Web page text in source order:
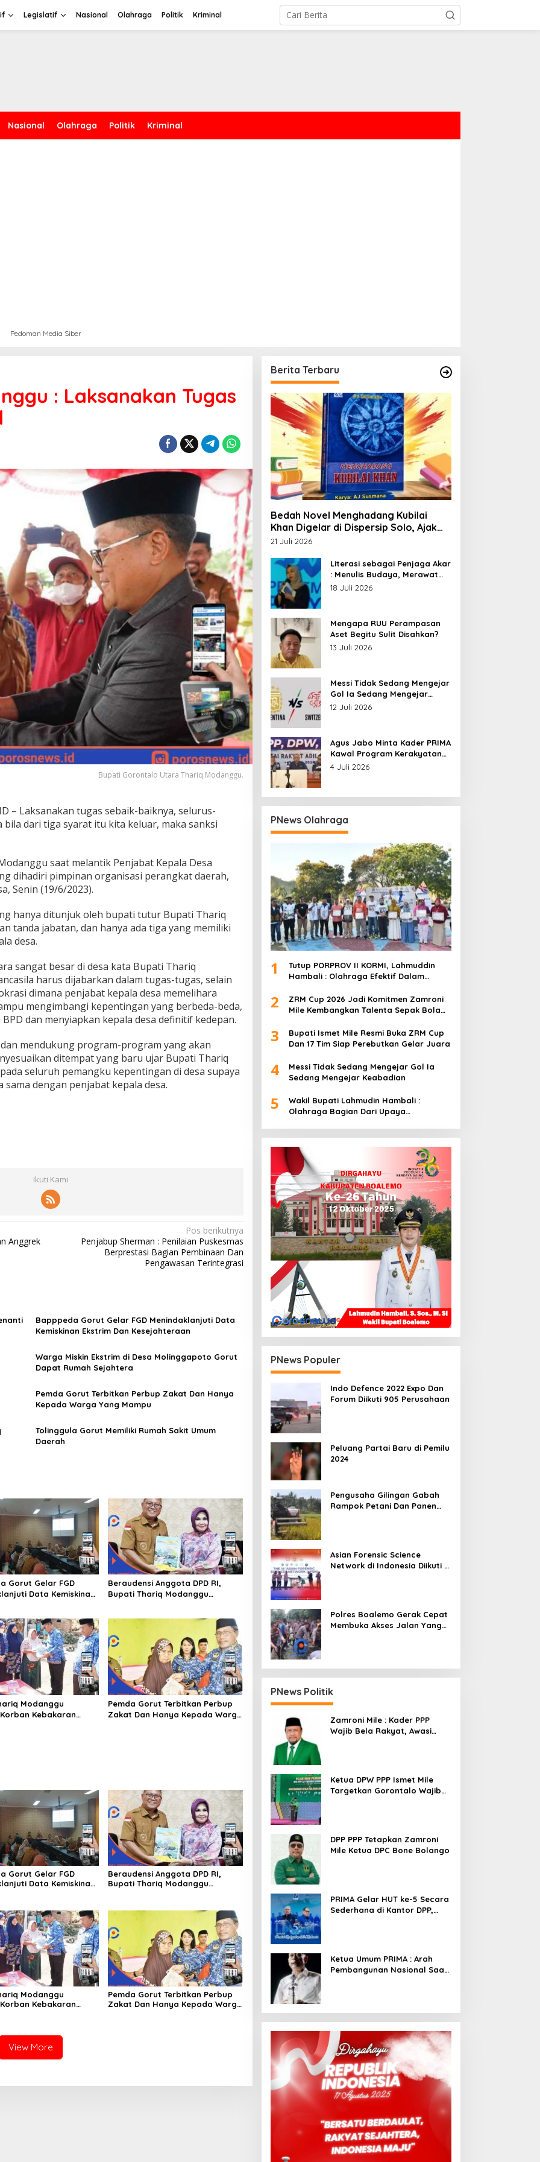
Legislatif Nasional Olahraga Politik Kriminal
Nasional Olahraga Politik Kriminal
Pedoman Media Siber
: Laksanakan Tugas
Bupati Gorontalo Utara Thariq Modanggu.
– Laksanakan tugas sebaik-baiknya, selurus-
bila dari tiga syarat itu kita keluar, maka sanksi
saat melantik Penjabat Kepala Desa
dihadiri pimpinan organisasi perangkat daerah,
Senin (19/6/2023).
hanya ditunjuk oleh bupati tutur Bupati Thariq
tanda jabatan, dan hanya ada tiga yang memiliki
desa.
sangat besar di desa kata Bupati Thariq
harus dijabarkan dalam tugas-tugas, selain
dimana penjabat kepala desa memelihara
mengimbangi kepentingan yang berbeda-beda,
dan menyiapkan kepala desa definitif kedepan.
mendukung program-program yang akan
ditempat yang baru ujar Bupati Thariq
seluruh pemangku kepentingan di desa supaya
dengan penjabat kepala desa.
Ikuti Kami
Anggrek
Pos berikutnya
Penjabup Sherman : Penilaian Puskesmas
Berprestasi Bagian Pembinaan Dan
Pengawasan Terintegrasi
Bapppeda Gorut Gelar FGD Menindaklanjuti Data
Kemiskinan Ekstrim Dan Kesejahteraan
Warga Miskin Ekstrim di Desa Molinggapoto Gorut
Dapat Rumah Sejahtera
Pemda Gorut Terbitkan Perbup Zakat Dan Hanya
Kepada Warga Yang Mampu
Tolinggula Gorut Memiliki Rumah Sakit Umum
Daerah
Gorut Gelar FGD
Data Kemiskinan
Beraudensi Anggota DPD RI,
Bupati Thariq Modanggu
Modanggu
Kebakaran
Pemda Gorut Terbitkan Perbup
Zakat Dan Hanya Kepada Warga
Gorut Gelar FGD
Data Kemiskinan
Beraudensi Anggota DPD RI,
Bupati Thariq Modanggu
Modanggu
Kebakaran
Pemda Gorut Terbitkan Perbup
Zakat Dan Hanya Kepada Warga
View More
Berita Terbaru
Bedah Novel Menghadang Kubilai
Khan Digelar di Dispersip Solo, Ajak
Publik Menyelami Heroisme Leluhur
21 Juli 2026
Literasi sebagai Penjaga Akar
: Menulis Budaya, Merawat
Identitas
18 Juli 2026
Mengapa RUU Perampasan
Aset Begitu Sulit Disahkan?
13 Juli 2026
Messi Tidak Sedang Mengejar
Gol Ia Sedang Mengejar
Keabadian
12 Juli 2026
Agus Jabo Minta Kader PRIMA
Kawal Program Kerakyatan
Pemerintahan Prabowo
4 Juli 2026
PNews Olahraga
1
Tutup PORPROV II KORMI, Lahmuddin
Hambali : Olahraga Efektif Dalam
2
ZRM Cup 2026 Jadi Komitmen Zamroni
Mile Kembangkan Talenta Sepak Bola
3
Bupati Ismet Mile Resmi Buka ZRM Cup
Dan 17 Tim Siap Perebutkan Gelar Juara
4
Messi Tidak Sedang Mengejar Gol Ia
Sedang Mengejar Keabadian
5
Wakil Bupati Lahmudin Hambali :
Olahraga Bagian Dari Upaya
PNews Populer
Indo Defence 2022 Expo Dan
Forum Diikuti 905 Perusahaan
Peluang Partai Baru di Pemilu
2024
Pengusaha Gilingan Gabah
Rampok Petani Dan Panen
Asian Forensic Science
Network di Indonesia Diikuti 17
Polres Boalemo Gerak Cepat
Membuka Akses Jalan Yang
PNews Politik
Zamroni Mile : Kader PPP
Wajib Bela Rakyat, Awasi
Ketua DPW PPP Ismet Mile
Targetkan Gorontalo Wajib
DPP PPP Tetapkan Zamroni
Mile Ketua DPC Bone Bolango
PRIMA Gelar HUT ke-5 Secara
Sederhana di Kantor DPP,
Ketua Umum PRIMA : Arah
Pembangunan Nasional Saat